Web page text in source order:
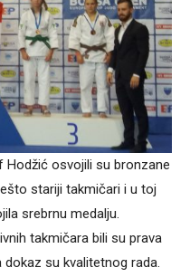
Hodžić osvojili su bronzane
stariji takmičari i u toj
srebrnu medalju.
takmičara bili su prava
su kvalitetnog rada.